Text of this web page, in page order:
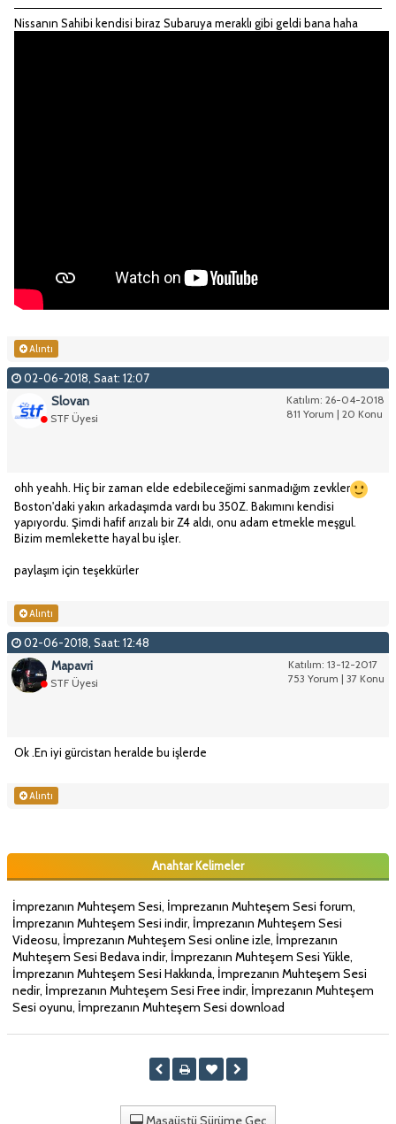
Nissanın Sahibi kendisi biraz Subaruya meraklı gibi geldi bana haha
Alıntı
02-06-2018, Saat: 12:07
Katılım: 26-04-2018
811 Yorum | 20 Konu
Slovan
STF Üyesi
ohh yeahh. Hiç bir zaman elde edebileceğimi sanmadığım zevkler
Boston'daki yakın arkadaşımda vardı bu 350Z. Bakımını kendisi
yapıyordu. Şimdi hafif arızalı bir Z4 aldı, onu adam etmekle meşgul.
Bizim memlekette hayal bu işler.
paylaşım için teşekkürler
Alıntı
02-06-2018, Saat: 12:48
Katılım: 13-12-2017
753 Yorum | 37 Konu
Mapavri
STF Üyesi
Ok .En iyi gürcistan heralde bu işlerde
Alıntı
Anahtar Kelimeler
İmprezanın Muhteşem Sesi, İmprezanın Muhteşem Sesi forum,
İmprezanın Muhteşem Sesi indir, İmprezanın Muhteşem Sesi
Videosu, İmprezanın Muhteşem Sesi online izle, İmprezanın
Muhteşem Sesi Bedava indir, İmprezanın Muhteşem Sesi Yükle,
İmprezanın Muhteşem Sesi Hakkında, İmprezanın Muhteşem Sesi
nedir, İmprezanın Muhteşem Sesi Free indir, İmprezanın Muhteşem
Sesi oyunu, İmprezanın Muhteşem Sesi download
Masaüstü Sürüme Geç